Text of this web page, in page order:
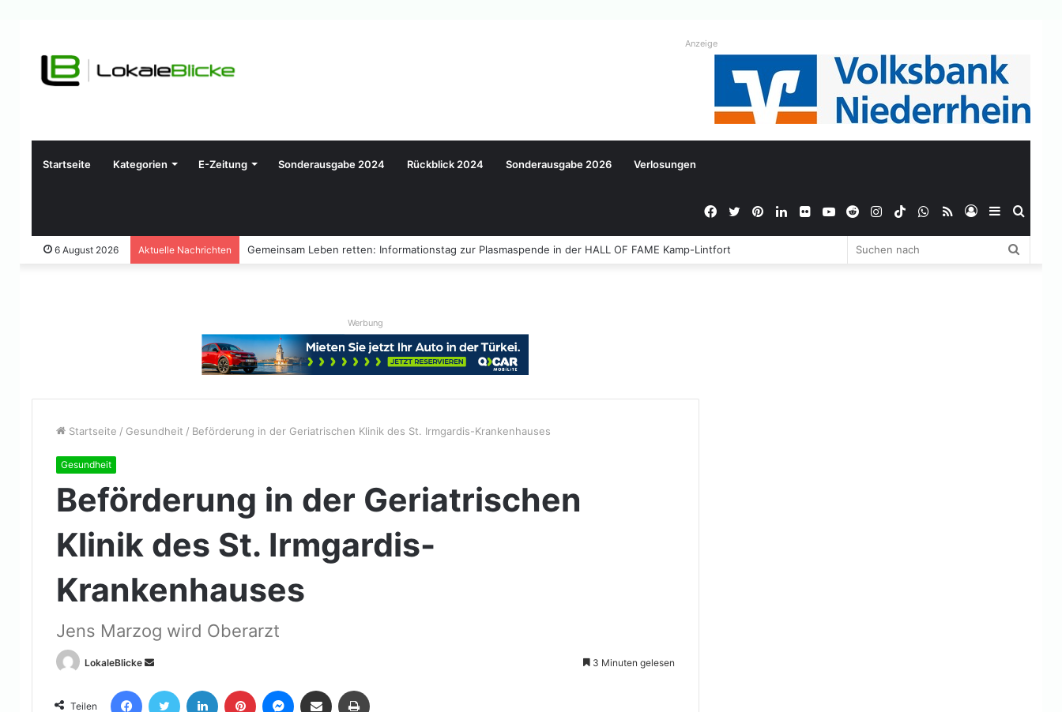
Anzeige
Startseite Kategorien E-Zeitung Sonderausgabe 2024 Rückblick 2024 Sonderausgabe 2026 Verlosungen
Sidebar
Anmelden
RSS
WhatsApp
TikTok
Instagram
Reddit
YouTube
Flickr
LinkedIn
Pinterest
Twitter
Facebook
6 August 2026 Aktuelle Nachrichten Gemeinsam Leben retten: Informationstag zur Plasmaspende in der HALL OF FAME Kamp-Lintfort
Werbung
Startseite / Gesundheit / Beförderung in der Geriatrischen Klinik des St. Irmgardis-Krankenhauses
Gesundheit
Beförderung in der Geriatrischen
Klinik des St. Irmgardis-
Krankenhauses
Jens Marzog wird Oberarzt
LokaleBlicke
Sende
eine
3 Minuten gelesen
Teilen
FacebookTwitter LinkedIn Pinterest Messenger
Teile per E-Mail